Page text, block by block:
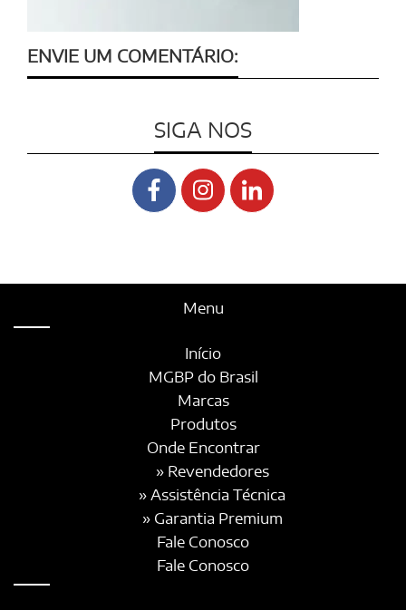
ENVIE UM COMENTÁRIO:
SIGA NOS
Menu
Início
MGBP do Brasil
Marcas
Produtos
Onde Encontrar
» Revendedores
» Assistência Técnica
» Garantia Premium
Fale Conosco
Fale Conosco